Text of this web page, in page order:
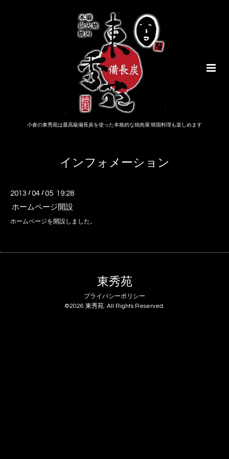
小倉の東秀苑は最高級備長炭を使った本格的な焼肉屋 韓国料理も楽しめます
インフォメーション
2013 /04 /05 19:28
ホームページ開設
ホームページを開設しました。
東秀苑
プライバシーポリシー
©2026 東秀苑. All Rights Reserved.